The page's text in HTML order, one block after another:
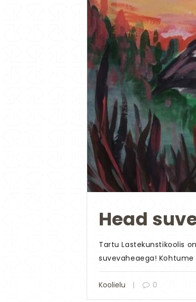
Head
Tartu Lastekunstikoolis
suvevaheaega!
Koolielu 0